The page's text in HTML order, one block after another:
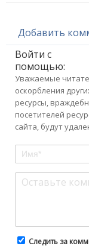
Добавить
Войти с
помощью:
Уважаемые
оскорбления
ресурсы,
посетителей
сайта, будут
Следить за